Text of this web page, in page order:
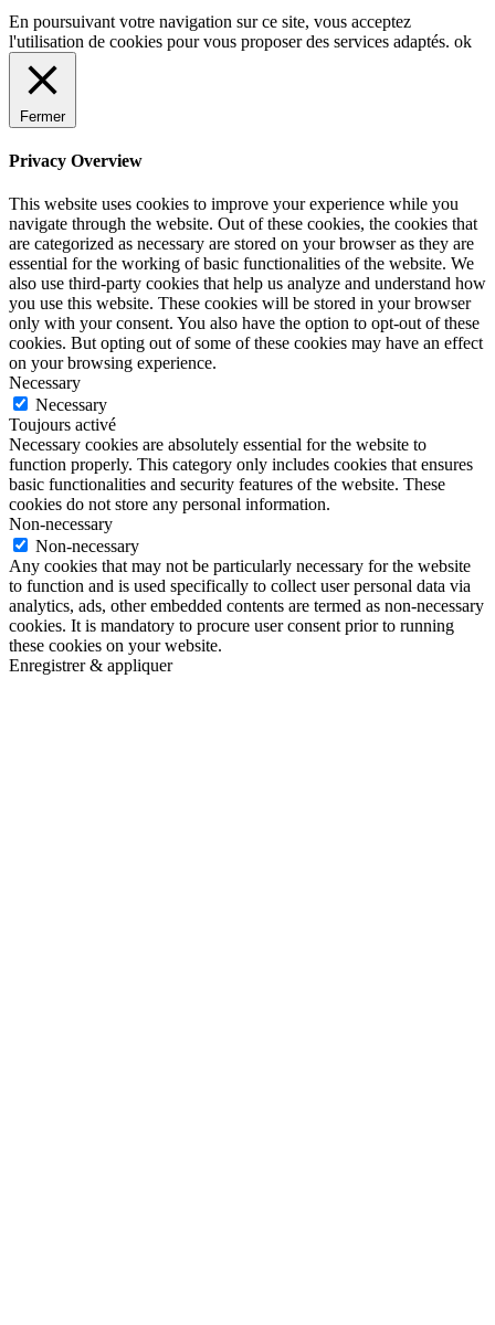
En poursuivant votre navigation sur ce site, vous acceptez
l'utilisation de cookies pour vous proposer des services adaptés. ok
Fermer
Privacy Overview
This website uses cookies to improve your experience while you
navigate through the website. Out of these cookies, the cookies that
are categorized as necessary are stored on your browser as they are
essential for the working of basic functionalities of the website. We
also use third-party cookies that help us analyze and understand how
you use this website. These cookies will be stored in your browser
only with your consent. You also have the option to opt-out of these
cookies. But opting out of some of these cookies may have an effect
on your browsing experience.
Necessary
Necessary
Toujours activé
Necessary cookies are absolutely essential for the website to
function properly. This category only includes cookies that ensures
basic functionalities and security features of the website. These
cookies do not store any personal information.
Non-necessary
Non-necessary
Any cookies that may not be particularly necessary for the website
to function and is used specifically to collect user personal data via
analytics, ads, other embedded contents are termed as non-necessary
cookies. It is mandatory to procure user consent prior to running
these cookies on your website.
Enregistrer & appliquer